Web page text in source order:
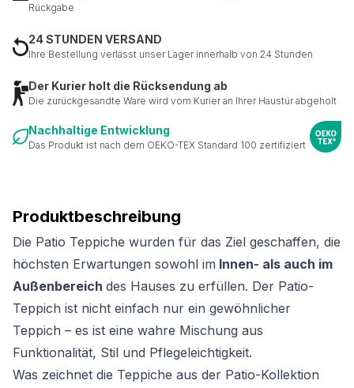
Produktbeschreibung
Die Patio Teppiche wurden für das Ziel geschaffen, die
höchsten Erwartungen sowohl im Innen- als auch im
Außenbereich des Hauses zu erfüllen. Der Patio-
Teppich ist nicht einfach nur ein gewöhnlicher
Teppich – es ist eine wahre Mischung aus
Funktionalität, Stil und Pflegeleichtigkeit.
Was zeichnet die Teppiche aus der Patio-Kollektion
Rückgabe
24 STUNDEN VERSAND
Ihre Bestellung verlässt unser Lager innerhalb von 24 Stunden
Der Kurier holt die Rücksendung ab
Die zurückgesandte Ware wird vom Kurier an Ihrer Haustür abgeholt
Nachhaltige Entwicklung
Das Produkt ist nach dem OEKO-TEX Standard 100 zertifiziert